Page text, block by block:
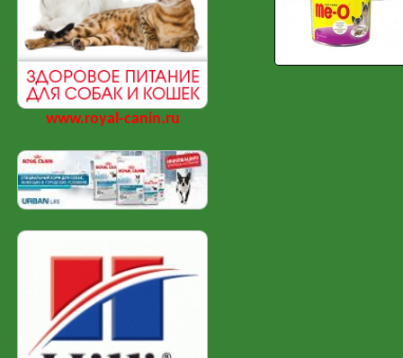
www.royal-canin.ru